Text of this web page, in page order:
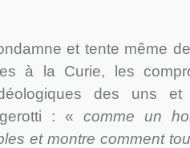
et tente même
à la Curie, les
des uns
: «comme un
et montre comment